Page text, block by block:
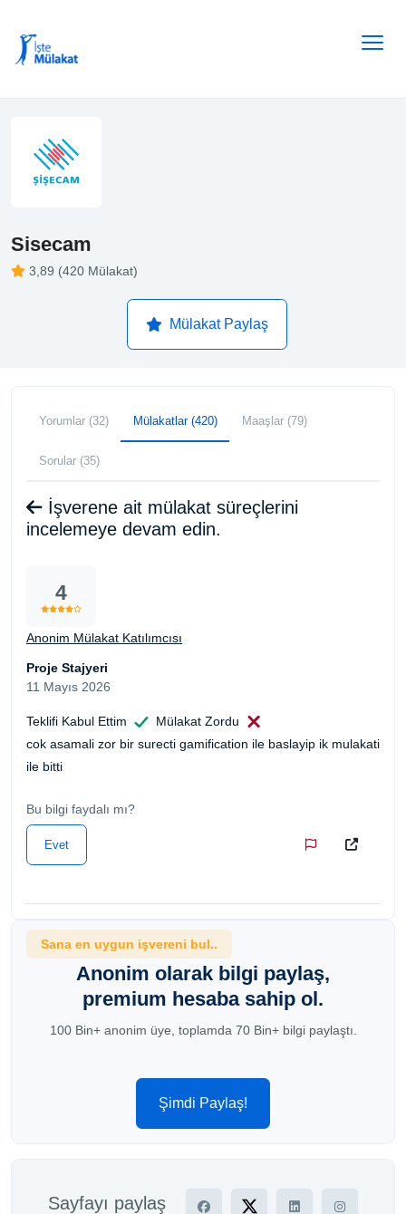
Sisecam
3,89 (420 Mülakat)
Mülakat Paylaş
Yorumlar (32) Mülakatlar (420) Maaşlar (79)
Sorular (35)
İşverene ait mülakat süreçlerini
incelemeye devam edin.
4
Anonim Mülakat Katılımcısı
Proje Stajyeri
11 Mayıs 2026
Teklifi Kabul Ettim
Mülakat Zordu
cok asamali zor bir surecti gamification ile baslayip ik mulakati
ile bitti
Bu bilgi faydalı mı?
Evet
Sana en uygun işvereni bul..
Anonim olarak bilgi paylaş,
premium hesaba sahip ol.
100 Bin+ anonim üye, toplamda 70 Bin+ bilgi paylaştı.
Şimdi Paylaş!
Sayfayı paylaş